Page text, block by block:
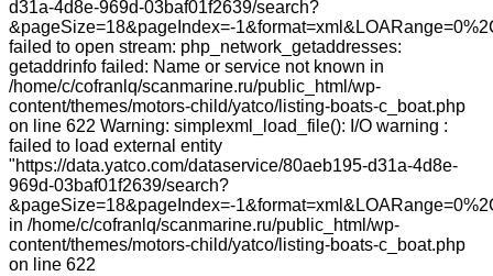
d31a-4d8e-969d-03baf01f2639/search?
&pageSize=18&pageIndex=-
failed to open stream: php_network_getaddresses:
getaddrinfo failed: Name or service not known in
/home/c/cofranlq/scanmarine.ru/public_html/wp-
content/themes/motors-child/yatco/listing-boats-c_boat.php
on line 622 Warning: simplexml_load_file(): I/O warning :
failed to load external entity
"https://data.yatco.com/dataservice/80aeb195-d31a-4d8e-
969d-03baf01f2639/search?
&pageSize=18&pageIndex=-
in /home/c/cofranlq/scanmarine.ru/public_html/wp-
content/themes/motors-child/yatco/listing-boats-c_boat.php
on line 622